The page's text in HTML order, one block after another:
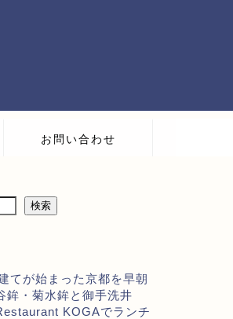
お問い合わせ
検索
てが始まった京都を早朝
鉾・菊水鉾と御手洗井
KOGAでランチ